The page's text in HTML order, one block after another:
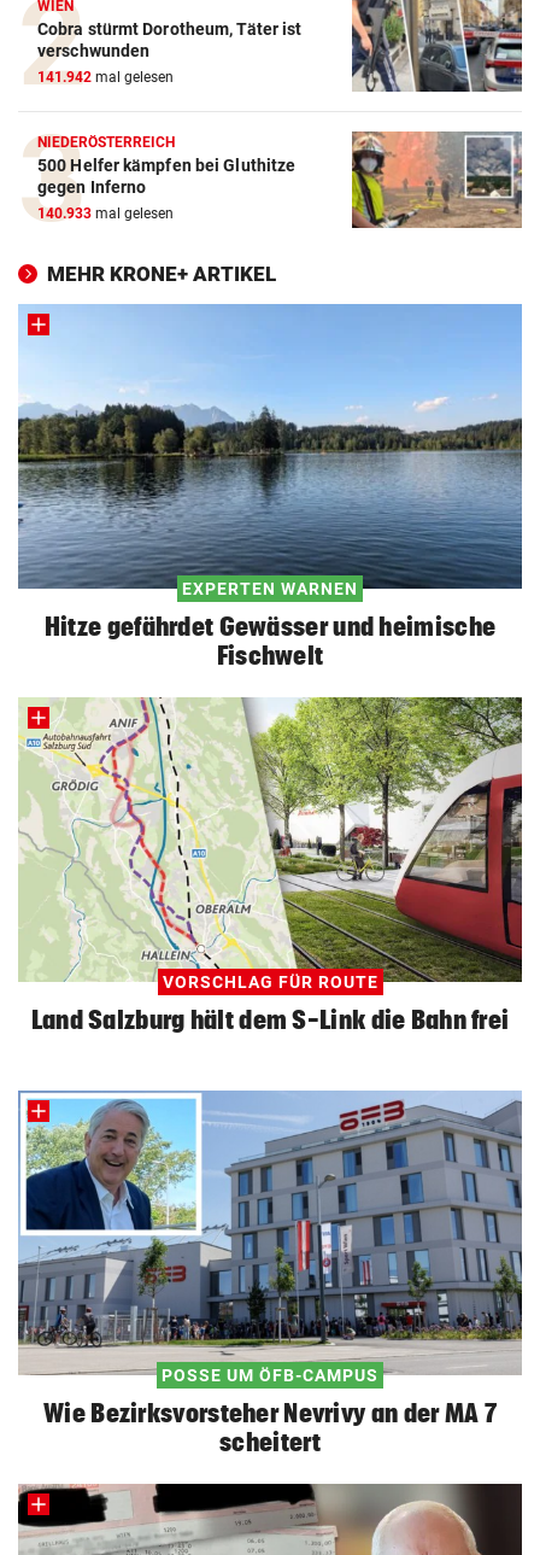
WIEN
Cobra stürmt Dorotheum, Täter ist
verschwunden
141.942 mal gelesen
NIEDERÖSTERREICH
500 Helfer kämpfen bei Gluthitze
gegen Inferno
140.933 mal gelesen
MEHR KRONE+ ARTIKEL
EXPERTEN WARNEN
Hitze gefährdet Gewässer und heimische
Fischwelt
VORSCHLAG FÜR ROUTE
Land Salzburg hält dem S-Link die Bahn frei
POSSE UM ÖFB-CAMPUS
Wie Bezirksvorsteher Nevrivy an der MA 7
scheitert